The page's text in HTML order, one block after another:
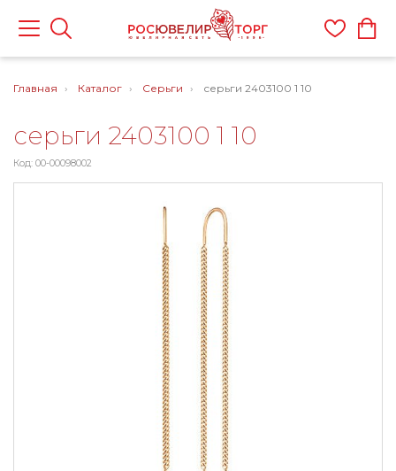
Главная Каталог Серьги серьги 2403100 1 10
серьги 2403100 1 10
Код: 00-00098002